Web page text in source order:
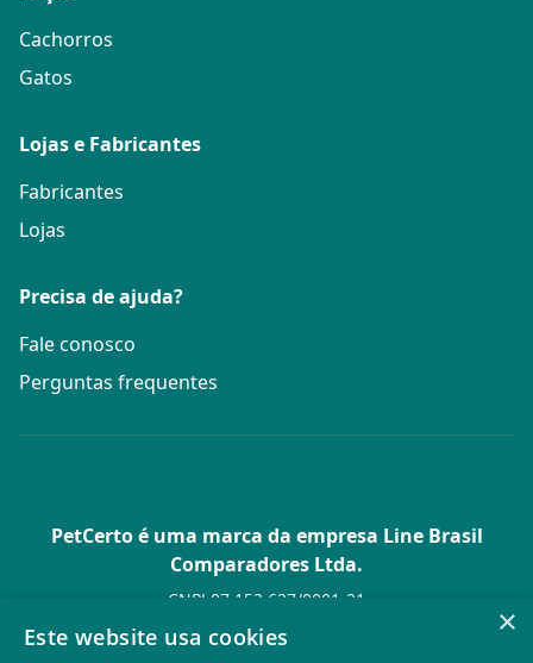
Cachorros
Gatos
Lojas e Fabricantes
Fabricantes
Lojas
Precisa de ajuda?
Fale conosco
Perguntas frequentes
PetCerto é uma marca da empresa Line Brasil
Comparadores Ltda.
CNPJ 07.153.627/0001-21
Av. Paulista, 1.636 Conj. 4 Pavilhão 15 - Bela Vista - São Paulo -
SP
×
Este website usa cookies